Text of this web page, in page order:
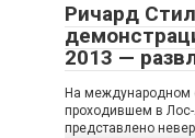
Ричард
2013 —
На международном
проходившем в
представлено